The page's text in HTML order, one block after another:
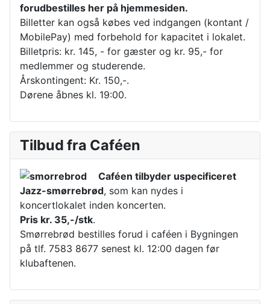
forudbestilles her på hjemmesiden.
Billetter kan også købes ved indgangen (kontant /
MobilePay) med forbehold for kapacitet i lokalet.
Billetpris: kr. 145, - for gæster og kr. 95,- for
medlemmer og studerende.
Årskontingent: Kr. 150,-.
Dørene åbnes kl. 19:00.
Tilbud fra Caféen
Caféen tilbyder uspecificeret
Jazz-smørrebrød, som kan nydes i
koncertlokalet inden koncerten.
Pris kr. 35,-/stk.
Smørrebrød bestilles forud i caféen i Bygningen
på tlf. 7583 8677 senest kl. 12:00 dagen før
klubaftenen.